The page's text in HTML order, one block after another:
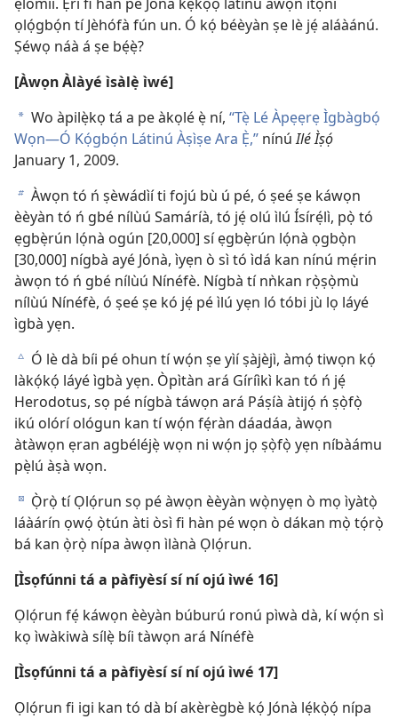
ọlọ́gbọ́n tí Jèhófà fún un. Ó kọ́ béèyàn ṣe lè jẹ́ aláàánú.
Ṣéwọ náà á ṣe bẹ́ẹ̀?
[Àwọn Àlàyé ìsàlẹ̀ ìwé]
a Wo àpilẹ̀kọ tá a pe àkọlé ẹ̀ ní, “Tẹ̀ Lé Àpẹẹrẹ Ìgbàgbọ́
Wọn—Ó Kọ́gbọ́n Látinú Àṣìṣe Ara Ẹ̀,” nínúIlé Ìṣọ́
January 1, 2009.
b Àwọn tó ń ṣèwádìí ti fojú bù ú pé, ó ṣeé ṣe káwọn
èèyàn tó ń gbé nílùú Samáríà, tó jẹ́ olú ìlú Ísírẹ́lì, pọ̀ tó
ẹgbẹ̀rún lọ́nà ogún [20,000] sí ẹgbẹ̀rún lọ́nà ọgbọ̀n
[30,000] nígbà ayé Jónà, ìyẹn ò sì tó ìdá kan nínú mẹ́rin
àwọn tó ń gbé nílùú Nínéfè. Nígbà tí nǹkan rọ̀ṣọ̀mù
nílùú Nínéfè, ó ṣeé ṣe kó jẹ́ pé ìlú yẹn ló tóbi jù lọ láyé
ìgbà yẹn.
c Ó lè dà bíi pé ohun tí wọ́n ṣe yìí ṣàjèjì, àmọ́ tiwọn kọ́
làkọ́kọ́ láyé ìgbà yẹn. Òpìtàn ará Gíríìkì kan tó ń jẹ́
Herodotus, sọ pé nígbà táwọn ará Páṣíà àtijọ́ ń ṣọ̀fọ̀
ikú olórí ológun kan tí wọ́n fẹ́ràn dáadáa, àwọn
àtàwọn ẹran agbéléjẹ̀ wọn ni wọ́n jọ ṣọ̀fọ̀ yẹn níbàámu
pẹ̀lú àṣà wọn.
d Ọ̀rọ̀ tí Ọlọ́run sọ pé àwọn èèyàn wọ̀nyẹn ò mọ ìyàtọ̀
láàárín ọwọ́ ọ̀tún àti òsì fi hàn pé wọn ò dákan mọ̀ tọ́rọ̀
bá kan ọ̀rọ̀ nípa àwọn ìlànà Ọlọ́run.
[Ìsọfúnni tá a pàfiyèsí sí ní ojú ìwé 16]
Ọlọ́run fẹ́ káwọn èèyàn búburú ronú pìwà dà, kí wọ́n sì
kọ ìwàkiwà sílẹ̀ bíi tàwọn ará Nínéfè
[Ìsọfúnni tá a pàfiyèsí sí ní ojú ìwé 17]
Ọlọ́run fi igi kan tó dà bí akèrègbè kọ́ Jónà lẹ́kọ̀ọ́ nípa